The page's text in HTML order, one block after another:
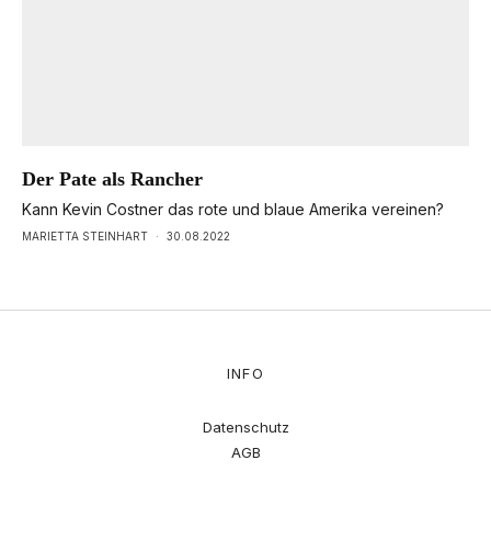
Der Pate als Rancher
Kann Kevin Costner das rote und blaue Amerika vereinen?
MARIETTA STEINHART · 30.08.2022
INFO
Datenschutz
AGB